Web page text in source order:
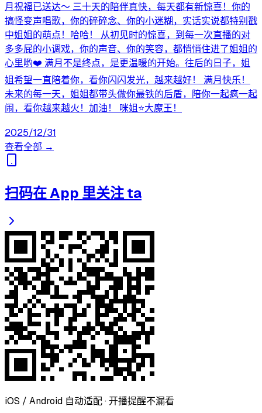
月祝福已送达～ 三十天的陪伴真快，每天都有新惊喜！你的
搞怪变声唱歌，你的碎碎念、你的小迷糊，实话实说都特别戳
中姐姐的萌点！哈哈！ 从初见时的惊喜，到每一次直播的对
多多屁的小调戏，你的声音、你的笑容，都悄悄住进了姐姐的
心里哟❤️ 满月不是终点，是更温暖的开始。往后的日子，姐
姐希望一直陪着你，看你闪闪发光，越来越好！ 满月快乐！
未来的每一天，姐姐都带头做你最铁的后盾，陪你一起疯一起
闹，看你越来越火！加油！ 咪姐⭐大魔王！
2025/12/31
查看全部 →
扫码在 App 里关注 ta
iOS / Android 自动适配 · 开播提醒不漏看